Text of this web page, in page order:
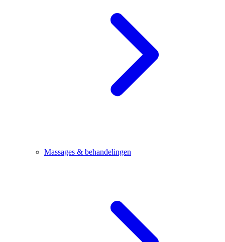
Massages & behandelingen